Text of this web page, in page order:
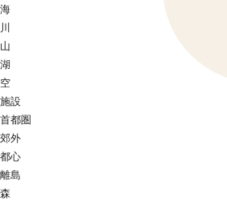
海
川
山
湖
空
施設
首都圏
郊外
都心
離島
森